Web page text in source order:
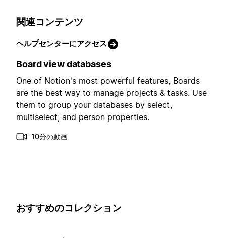
関連コンテンツ
ヘルプセンターにアクセス
Board view databases
One of Notion's most powerful features, Boards
are the best way to manage projects & tasks. Use
them to group your databases by select,
multiselect, and person properties.
10分の動画
おすすめのコレクション